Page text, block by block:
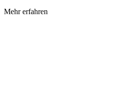
Mehr erfahren